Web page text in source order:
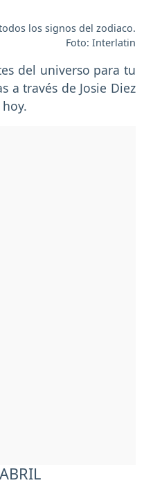
los signos del zodiaco.
Foto: Interlatin
del universo para tu
a través de Josie Diez